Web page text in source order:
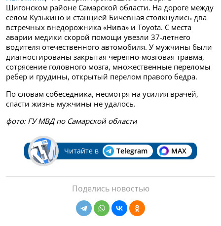
Шигонском районе Самарской области. На дороге между
селом Кузькино и станцией Бичевная столкнулись два
встречных внедорожника «Нива» и Toyota. С места
аварии медики скорой помощи увезли 37-летнего
водителя отечественного автомобиля. У мужчины были
диагностированы закрытая черепно-мозговая травма,
сотрясение головного мозга, множественные переломы
ребер и грудины, открытый перелом правого бедра.
По словам собеседника, несмотря на усилия врачей,
спасти жизнь мужчины не удалось.
фото: ГУ МВД по Самарской области
Читайте в Telegram MAX
Поделись новостью